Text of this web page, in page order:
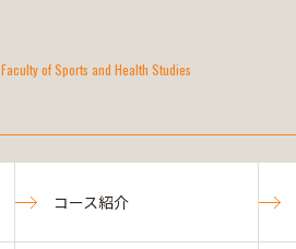
Faculty of Sports and Health Studies
コース紹介